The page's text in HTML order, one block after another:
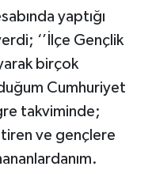
yaptığı
‘’İlçe Gençlik
birçok
Cumhuriyet
takviminde;
ve gençlere